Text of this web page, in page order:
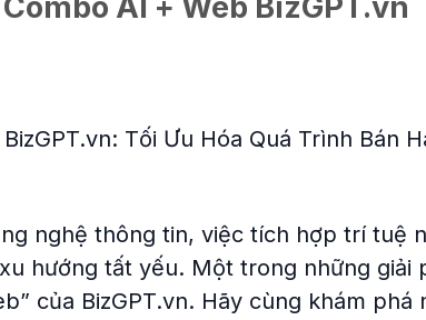
Tối Ưu Hóa Quá Trình Bán
nghệ thông tin, việc tích hợp trí tuệ
hướng tất yếu. Một trong những giải
của BizGPT.vn. Hãy cùng khám phá